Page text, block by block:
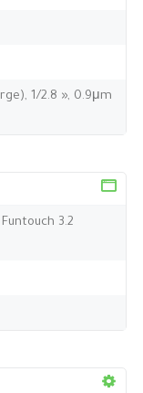
1/2.8 », 0.9μm
3.2